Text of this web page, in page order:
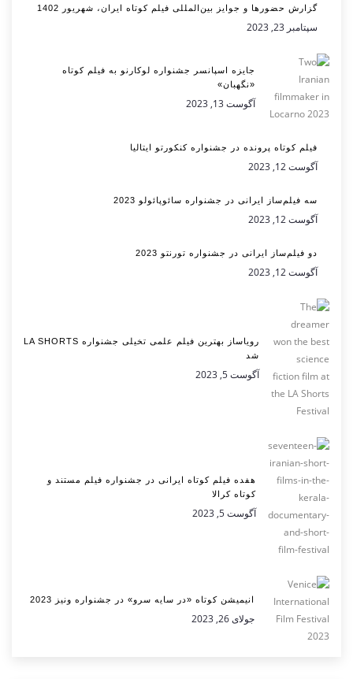
گزارش حضورها و جوایز بین‌المللی فیلم کوتاه ایران، شهریور 1402
سپتامبر 23, 2023
جایزه اسپانسر جشنواره لوکارنو به فیلم کوتاه
«نگهبان»
آگوست 13, 2023
فیلم کوتاه پرونده در جشنواره کنکورتو ایتالیا
آگوست 12, 2023
سه فیلم‌ساز ایرانی در جشنواره سائوپائولو 2023
آگوست 12, 2023
دو فیلم‌ساز ایرانی در جشنواره تورنتو 2023
آگوست 12, 2023
رویاساز بهترین فیلم علمی تخیلی جشنواره LA SHORTS
شد
آگوست 5, 2023
هفده فیلم کوتاه ایرانی در جشنواره فیلم مستند و
کوتاه کرالا
آگوست 5, 2023
انیمیشن کوتاه «در سایه سرو» در جشنواره ونیز 2023
جولای 26, 2023